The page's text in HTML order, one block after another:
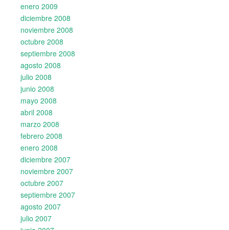
enero 2009
diciembre 2008
noviembre 2008
octubre 2008
septiembre 2008
agosto 2008
julio 2008
junio 2008
mayo 2008
abril 2008
marzo 2008
febrero 2008
enero 2008
diciembre 2007
noviembre 2007
octubre 2007
septiembre 2007
agosto 2007
julio 2007